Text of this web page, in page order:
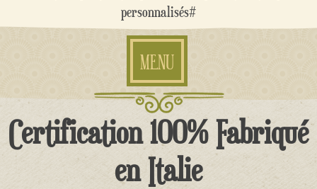
personnalisés#
MENU
Aller
contenu
Certification 100% Fabriqué
en Italie